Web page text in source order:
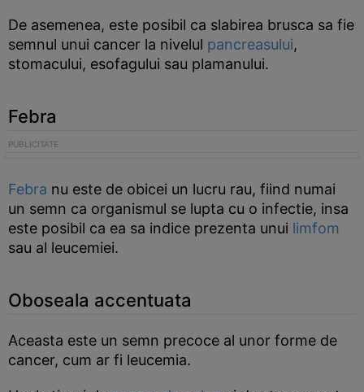
De asemenea, este posibil ca slabirea brusca sa fie
semnul unui cancer la nivelul pancreasului,
stomacului, esofagului sau plamanului.
Febra
Febra nu este de obicei un lucru rau, fiind numai
un semn ca organismul se lupta cu o infectie, insa
este posibil ca ea sa indice prezenta unui limfom
sau al leucemiei.
Oboseala accentuata
Aceasta este un semn precoce al unor forme de
cancer, cum ar fi leucemia.